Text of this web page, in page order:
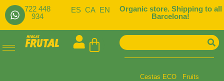
722 448
934
Organic store. Shipping to all
Barcelona!
ES CA EN
Cestas ECO Fruits